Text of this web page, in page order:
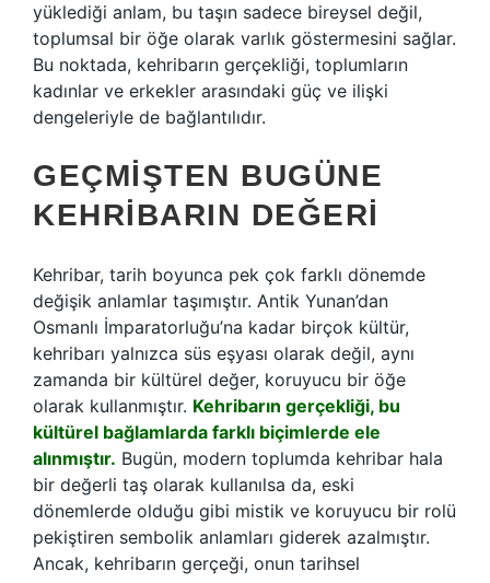
yüklediği anlam, bu taşın sadece bireysel değil,
toplumsal bir öğe olarak varlık göstermesini sağlar.
Bu noktada, kehribarın gerçekliği, toplumların
kadınlar ve erkekler arasındaki güç ve ilişki
dengeleriyle de bağlantılıdır.
GEÇMIŞTEN BUGÜNE
KEHRIBARIN DEĞERI
Kehribar, tarih boyunca pek çok farklı dönemde
değişik anlamlar taşımıştır. Antik Yunan’dan
Osmanlı İmparatorluğu’na kadar birçok kültür,
kehribarı yalnızca süs eşyası olarak değil, aynı
zamanda bir kültürel değer, koruyucu bir öğe
olarak kullanmıştır. Kehribarın gerçekliği, bu
kültürel bağlamlarda farklı biçimlerde ele
alınmıştır. Bugün, modern toplumda kehribar hala
bir değerli taş olarak kullanılsa da, eski
dönemlerde olduğu gibi mistik ve koruyucu bir rolü
pekiştiren sembolik anlamları giderek azalmıştır.
Ancak, kehribarın gerçeği, onun tarihsel